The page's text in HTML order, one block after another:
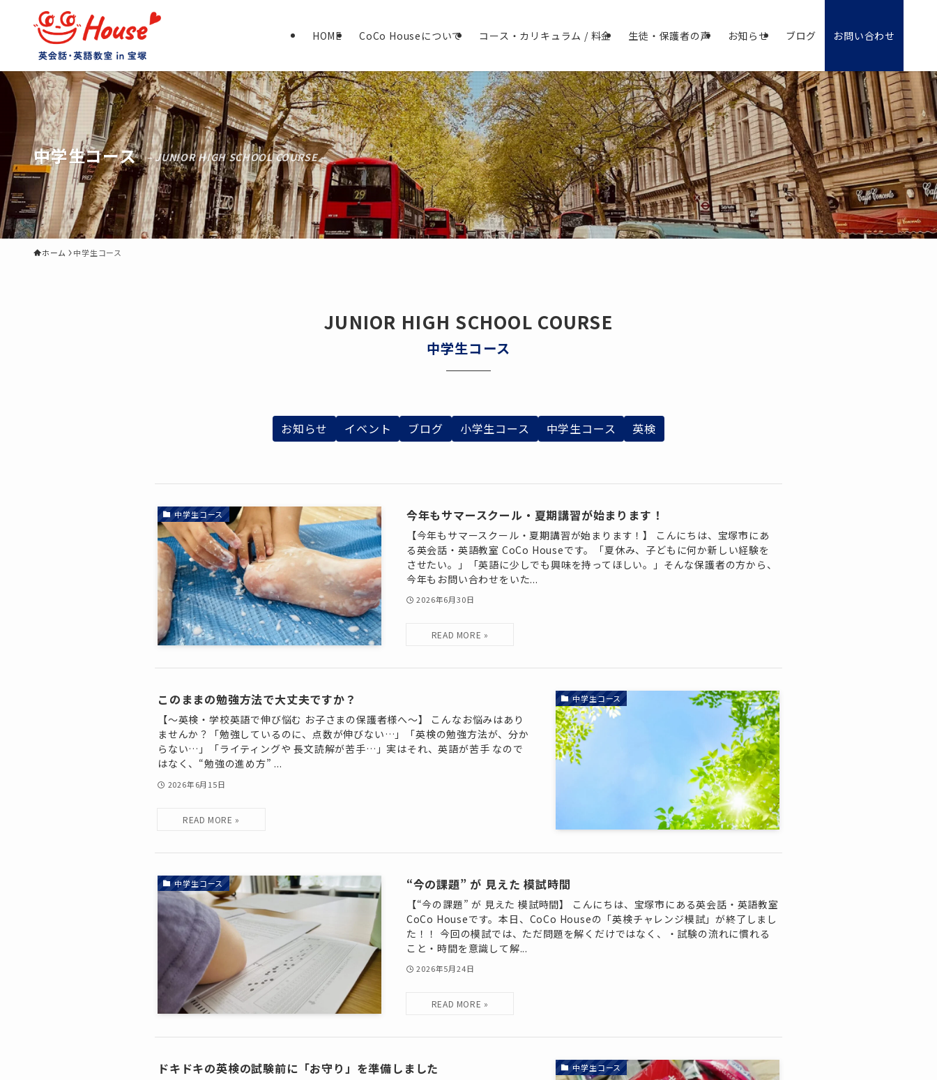
HOME CoCo Houseについて コース・カリキュラム / 料金 生徒・保護者の声 お知らせ ブログ お問い合わせ
中学生コース – JUNIOR HIGH SCHOOL COURSE –
ホーム 中学生コース
JUNIOR HIGH SCHOOL COURSE
中学生コース
お知らせ イベント ブログ 小学生コース 中学生コース 英検
中学生コース 今年もサマースクール・夏期講習が始まります！
【今年もサマースクール・夏期講習が始まります！】 こんにちは、宝塚市にあ
る英会話・英語教室 CoCo Houseです。「夏休み、子どもに何か新しい経験を
させたい。」「英語に少しでも興味を持ってほしい。」そんな保護者の方から、
今年もお問い合わせをいた...
2026年6月30日
中学生コース
このままの勉強方法で大丈夫ですか？
【～英検・学校英語で伸び悩む お子さまの保護者様へ～】 こんなお悩みはあり
ませんか？「勉強しているのに、点数が伸びない…」「英検の勉強方法が、分か
らない…」「ライティングや 長文読解が苦手…」実はそれ、英語が苦手 なので
はなく、“勉強の進め方” ...
2026年6月15日
中学生コース “今の課題” が 見えた 模試時間
【“今の課題” が 見えた 模試時間】 こんにちは、宝塚市にある英会話・英語教室
CoCo Houseです。本日、CoCo Houseの「英検チャレンジ模試」が終了しまし
た！！ 今回の模試では、ただ問題を解くだけではなく、・試験の流れに慣れる
こと・時間を意識して解...
2026年5月24日
中学生コース
ドキドキの英検の試験前に「お守り」を準備しました